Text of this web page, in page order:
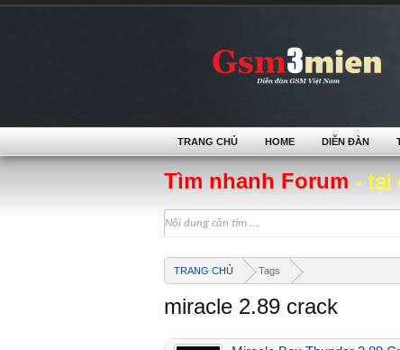
Tìm nhanh Forum - tại
TRANG CHỦ Tags
miracle 2.89 crack
TRANG CHỦ HOME DIỄN ĐÀN